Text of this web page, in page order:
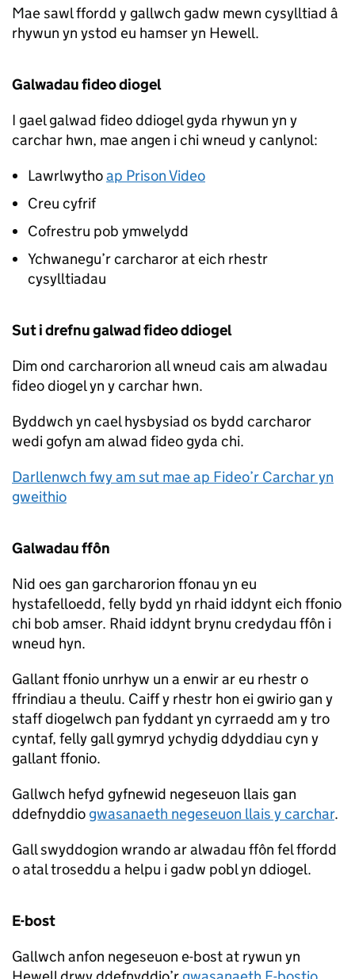
Mae sawl ffordd y gallwch gadw mewn cysylltiad â
rhywun yn ystod eu hamser yn Hewell.
Galwadau fideo diogel
I gael galwad fideo ddiogel gyda rhywun yn y
carchar hwn, mae angen i chi wneud y canlynol:
Lawrlwythoap Prison Video
Creu cyfrif
Cofrestru pob ymwelydd
Ychwanegu’r carcharor at eich rhestr
cysylltiadau
Sut i drefnu galwad fideo ddiogel
Dim ond carcharorion all wneud cais am alwadau
fideo diogel yn y carchar hwn.
Byddwch yn cael hysbysiad os bydd carcharor
wedi gofyn am alwad fideo gyda chi.
Darllenwch fwy am sut mae ap Fideo’r Carchar yn
gweithio
Galwadau ffôn
Nid oes gan garcharorion ffonau yn eu
hystafelloedd, felly bydd yn rhaid iddynt eich ffonio
chi bob amser. Rhaid iddynt brynu credydau ffôn i
wneud hyn.
Gallant ffonio unrhyw un a enwir ar eu rhestr o
ffrindiau a theulu. Caiff y rhestr hon ei gwirio gan y
staff diogelwch pan fyddant yn cyrraedd am y tro
cyntaf, felly gall gymryd ychydig ddyddiau cyn y
gallant ffonio.
Gallwch hefyd gyfnewid negeseuon llais gan
ddefnyddio gwasanaeth negeseuon llais y carchar.
Gall swyddogion wrando ar alwadau ffôn fel ffordd
o atal troseddu a helpu i gadw pobl yn ddiogel.
E-bost
Gallwch anfon negeseuon e-bost at rywun yn